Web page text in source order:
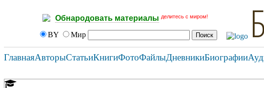
Обнародовать материалы делитесь с миром!
BY Мир
ГлавнаяАвторыСтатьиКнигиФотоФайлыДневникиБиографии